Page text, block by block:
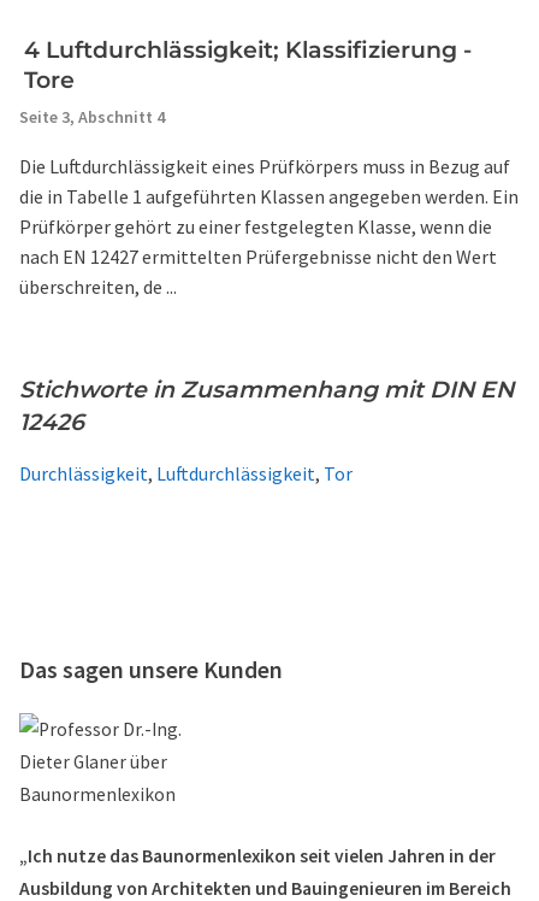
4 Luftdurchlässigkeit; Klassifizierung -
Tore
Seite 3, Abschnitt 4
Die Luftdurchlässigkeit eines Prüfkörpers muss in Bezug auf
die in Tabelle 1 aufgeführten Klassen angegeben werden. Ein
Prüfkörper gehört zu einer festgelegten Klasse, wenn die
nach EN 12427 ermittelten Prüfergebnisse nicht den Wert
überschreiten, de ...
Stichworte in Zusammenhang mit DIN EN
12426
Durchlässigkeit, Luftdurchlässigkeit, Tor
Das sagen unsere Kunden
„Ich nutze das Baunormenlexikon seit vielen Jahren in der
Ausbildung von Architekten und Bauingenieuren im Bereich